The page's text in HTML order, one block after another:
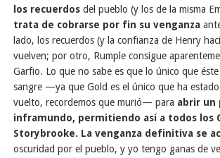
los recuerdos del pueblo (y los de la misma
trata de cobrarse por fin su venganza
lado, los recuerdos (y la confianza de Henry
vuelven; por otro, Rumple consigue
Garfio. Lo que no sabe es que lo único que
sangre —ya que Gold es el único que ha
vuelto, recordemos que murió— para abrir un
inframundo, permitiendo así a todos los
Storybrooke. La venganza definitiva se
oscuridad por el pueblo, y yo tengo ganas de